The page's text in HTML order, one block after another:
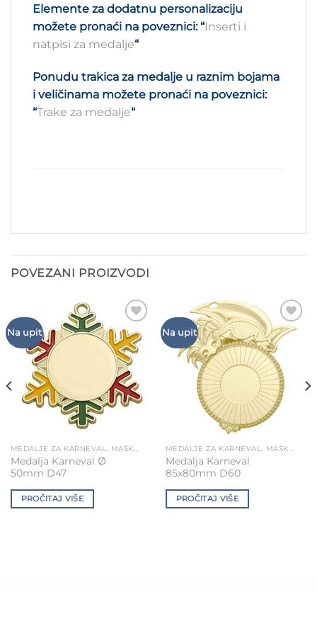
Elemente za dodatnu personalizaciju
možete pronaći na poveznici: “Inserti i
natpisi za medalje“
Ponudu trakica za medalje u raznim bojama
i veličinama možete pronaći na poveznici:
“Trake za medalje“
POVEZANI PROIZVODI
Na upit
Add to
Wishlist
MEDALJE ZA KARNEVAL, MAŠKARE, POKLADE
Medalja Karneval Ø
50mm D47
PROČITAJ VIŠE
Na upit
Add to
Wishlist
MEDALJE ZA KARNEVAL, MAŠKARE, POKLADE
Medalja Karneval
85x80mm D60
PROČITAJ VIŠE